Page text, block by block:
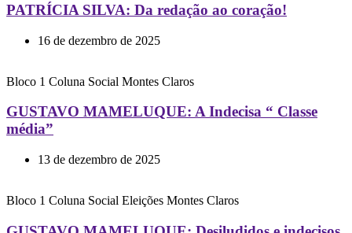
PATRÍCIA SILVA: Da redação ao coração!
16 de dezembro de 2025
Bloco 1 Coluna Social Montes Claros
GUSTAVO MAMELUQUE: A Indecisa “ Classe
média”
13 de dezembro de 2025
Bloco 1 Coluna Social Eleições Montes Claros